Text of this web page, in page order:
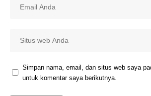
Simpan nama, email, dan situs web saya
untuk komentar saya berikutnya.